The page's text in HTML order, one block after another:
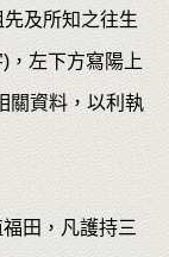
及所知之往生
，左下方寫陽上
關資料，以利執
田，凡護持三